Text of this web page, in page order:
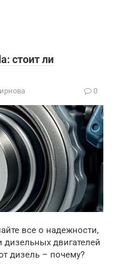
стоит ли
0
все о надежности,
двигателей
дизель – почему?